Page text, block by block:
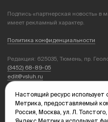
Подпись «партнерская новость» в
имеет рекламный характер.
Политика конфиденциальности
Редакция: 625035, Тюмень, пр.
(3452) 68-89-05
edit@vsluh.ru
Главный редактор: Панкина Т.Ю.
kika@vsluh.ru
По вопросам рекламы:
Настоящий ресурс использует
Метрика, предоставляемый
Россия, Москва, ул. Л.